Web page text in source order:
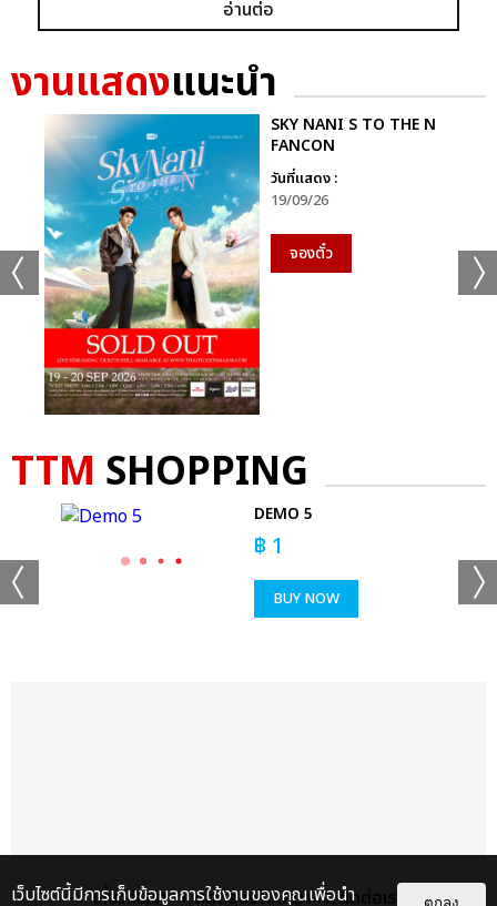
+35
เเท็กที่เกี่ยวข้อง :
GEMINI FOURTH MY TURN CONCERT
SHARE
อ่านต่อ
งานแสดงแนะนำ
SKY NANI S TO THE N
FANCON
วันที่แสดง :
19/09/26
จองตั๋ว
TTM SHOPPING
DEMO 5
฿ 1
BUY NOW
เกี่ยวกับเรา ติดต่อลงโฆษณา ติดต่อเรา
เว็บไซต์นี้มีการเก็บข้อมูลการใช้งานของคุณเพื่อนำ